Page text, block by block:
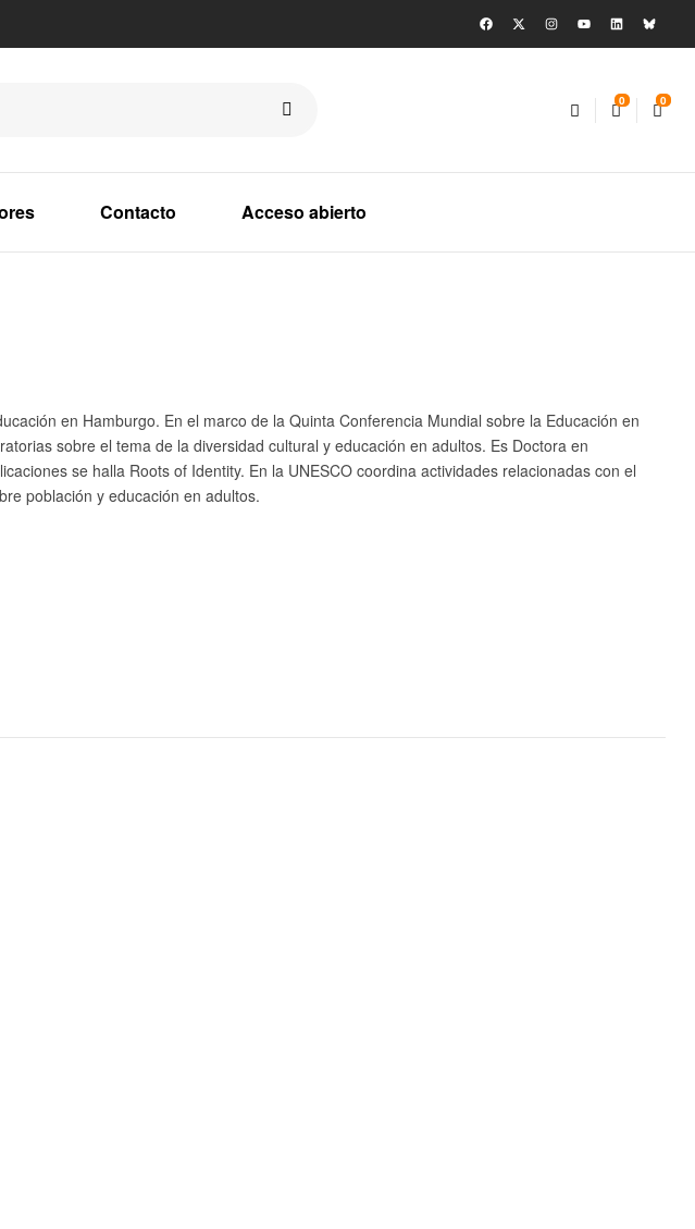
0 0
Contacto Acceso abierto
en Hamburgo. En el marco de la Quinta Conferencia Mundial sobre la Educación en
sobre el tema de la diversidad cultural y educación en adultos. Es Doctora en
se halla Roots of Identity. En la UNESCO coordina actividades relacionadas con el
población y educación en adultos.